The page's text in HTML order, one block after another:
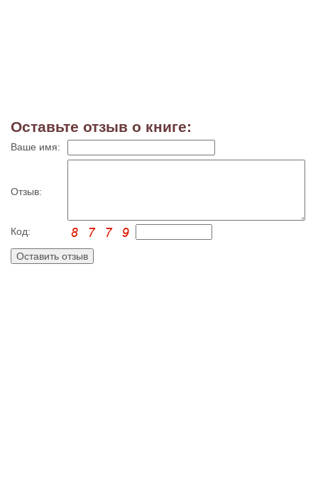
Оставьте отзыв о книге:
Ваше имя:
Отзыв:
Код: